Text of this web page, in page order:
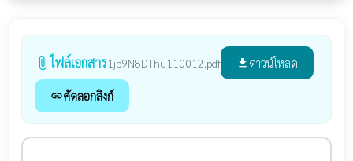
attach_file ไฟล์เอกสาร1jb9N8DThu110012.pdf file_download ดาวน์โหลด
linkคัดลอกลิงก์